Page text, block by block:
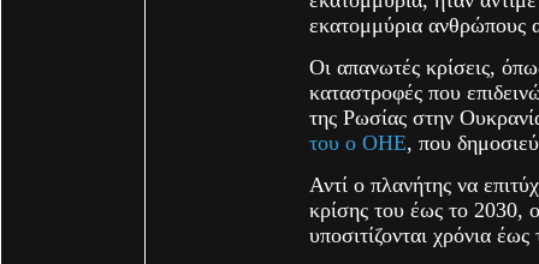
εκατομμύρια ανθρώπους
Οι απανωτές κρίσεις,
καταστροφές που
της Ρωσίας στην
του ο ΟΗΕ, που
Αντί ο πλανήτης να
κρίσης του έως το 2030,
υποσιτίζονται χρόνια